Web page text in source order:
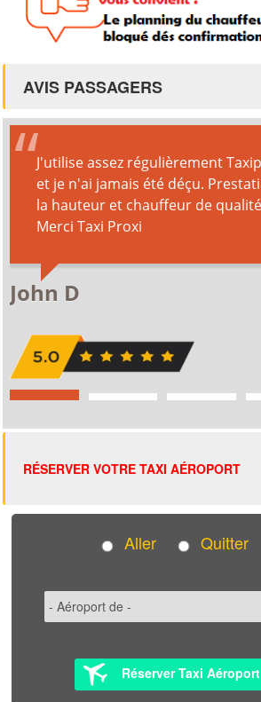
AVIS PASSAGERS
RÉSERVER VOTRE TAXI AÉROPORT
Aller Quitter
Réserver Taxi Aéroport